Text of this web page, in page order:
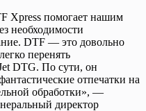
Xpress помогает нашим
необходимости
DTF — это довольно
перенять
DTG. По сути, он
отпечатки на
обработки», —
директор